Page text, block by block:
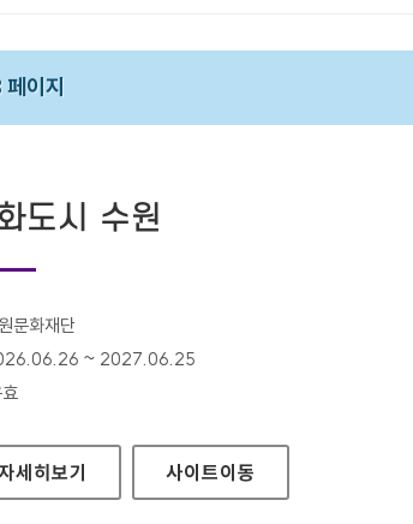
이지
도시 수원
명 :
문화재단
기간 :
~ 2027.06.25
:
화도시 수원
세히보기 사이트이동